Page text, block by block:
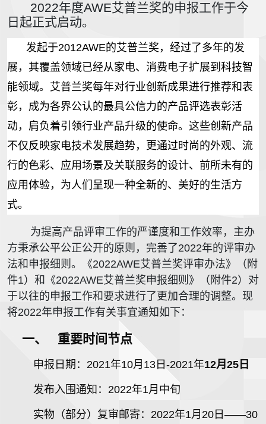
2022年度AWE艾普兰奖的申报工作于今
日起正式启动。
发起于2012AWE的艾普兰奖，经过了多年的发
展，其覆盖领域已经从家电、消费电子扩展到科技智
能领域。艾普兰奖每年对行业创新成果进行推荐和表
彰，成为各界公认的最具公信力的产品评选表彰活
动，肩负着引领行业产品升级的使命。这些创新产品
不仅反映家电技术发展趋势，更通过时尚的外观、流
行的色彩、应用场景及关联服务的设计、前所未有的
应用体验，为人们呈现一种全新的、美好的生活方
式。
为提高产品评审工作的严谨度和工作效率，主办
方秉承公平公正公开的原则，完善了2022年的评审办
法和申报细则。《2022AWE艾普兰奖评审办法》（附
件1）和《2022AWE艾普兰奖申报细则》（附件2）对
于以往的申报工作和要求进行了更加合理的调整。现
将2022年申报工作有关事宜通知如下：
一、 重要时间节点
申报日期：2021年10月13日-2021年12月25日
发布入围通知：2022年1月中旬
实物（部分）复审邮寄：2022年1月20日——30